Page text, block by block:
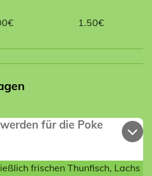
1.50€
für die Poke
frischen Thunfisch, Lachs